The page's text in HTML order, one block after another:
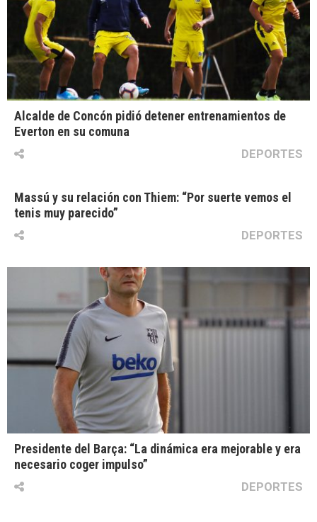
Alcalde de Concón pidió detener entrenamientos de
Everton en su comuna
DEPORTES
Massú y su relación con Thiem: “Por suerte vemos el
tenis muy parecido”
DEPORTES
Presidente del Barça: “La dinámica era mejorable y era
necesario coger impulso”
DEPORTES